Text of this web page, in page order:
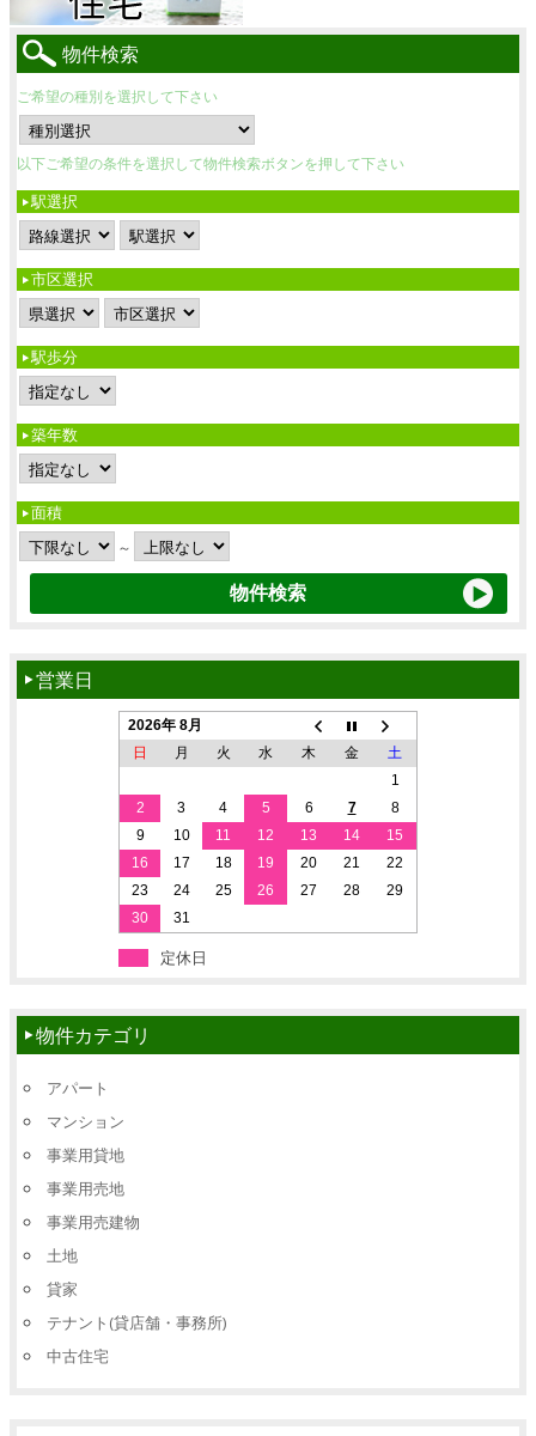
物件検索
ご希望の種別を選択して下さい
以下ご希望の条件を選択して物件検索ボタンを押して下さい
駅選択
市区選択
駅歩分
築年数
面積
～
営業日
2026年 8月
日
月 火 水 木 金
土
1
2
3 4 5 6 7
8
9
10 11 12 13 14
15
16
17 18 19 20 21
22
23
24 25 26 27 28
29
30
31
定休日
物件カテゴリ
アパート
マンション
事業用貸地
事業用売地
事業用売建物
土地
貸家
テナント(貸店舗・事務所)
中古住宅